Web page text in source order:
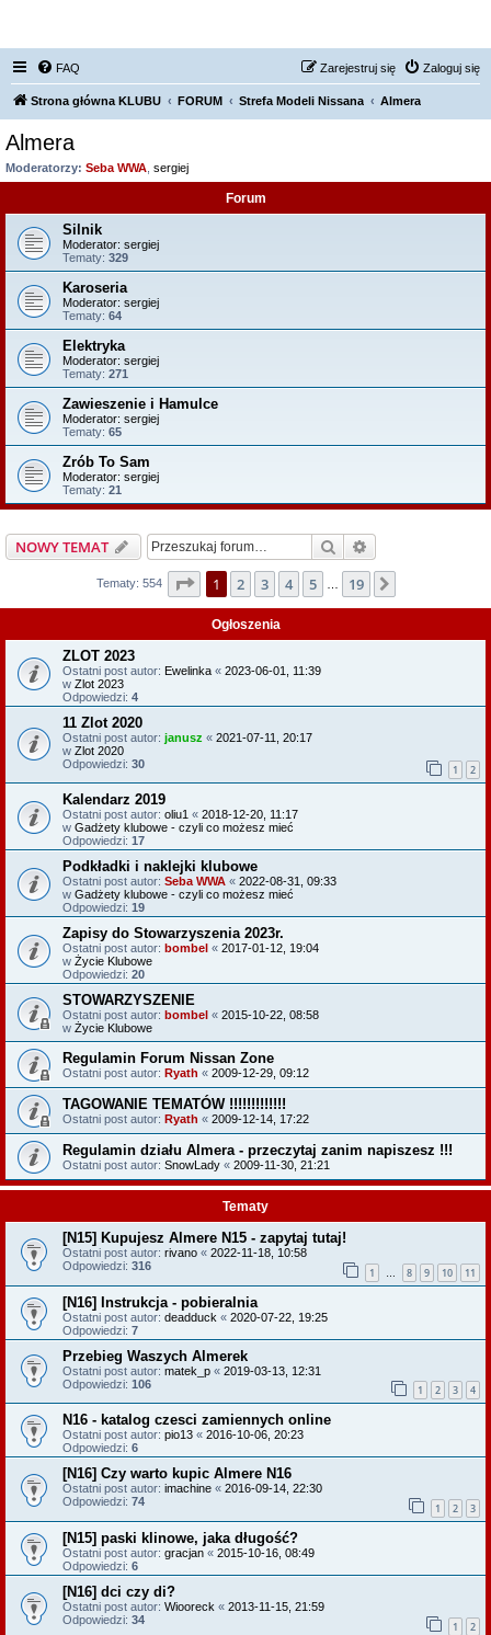
FAQ Zaloguj się
Zarejestruj się
Strona główna KLUBU FORUM Strefa Modeli Nissana Almera
Almera
Moderatorzy: Seba WWA sergiej
Forum
Silnik
Moderator: sergiej
Tematy: 329
Karoseria
Moderator: sergiej
Tematy: 64
Elektryka
Moderator: sergiej
Tematy: 271
Zawieszenie i Hamulce
Moderator: sergiej
Tematy: 65
Zrób To Sam
Moderator: sergiej
Tematy: 21
NOWY TEMAT Szukaj
Tematy: 554 Strona1 z19
1 2 3 4 5 19
Ogłoszenia
ZLOT 2023
Ostatni post autor: Ewelinka « 2023-06-01, 11:39
w Zlot 2023
Odpowiedzi: 4
11 Zlot 2020
Ostatni post autor: janusz « 2021-07-11, 20:17
w Zlot 2020
Odpowiedzi: 30 1 2
Kalendarz 2019
Ostatni post autor: oliu1 « 2018-12-20, 11:17
w Gadżety klubowe - czyli co możesz mieć
Odpowiedzi: 17
Podkładki i naklejki klubowe
Ostatni post autor: Seba WWA « 2022-08-31, 09:33
w Gadżety klubowe - czyli co możesz mieć
Odpowiedzi: 19
Zapisy do Stowarzyszenia 2023r.
Ostatni post autor: bombel « 2017-01-12, 19:04
w Życie Klubowe
Odpowiedzi: 20
STOWARZYSZENIE
Ostatni post autor: bombel « 2015-10-22, 08:58
w Życie Klubowe
Regulamin Forum Nissan Zone
Ostatni post autor: Ryath « 2009-12-29, 09:12
TAGOWANIE TEMATÓW !!!!!!!!!!!!!
Ostatni post autor: Ryath « 2009-12-14, 17:22
Regulamin działu Almera - przeczytaj zanim napiszesz !!!
Ostatni post autor: SnowLady « 2009-11-30, 21:21
Tematy
[N15] Kupujesz Almere N15 - zapytaj tutaj!
Ostatni post autor: rivano « 2022-11-18, 10:58
Odpowiedzi: 316 1 … 8 9 10 11
[N16] Instrukcja - pobieralnia
Ostatni post autor: deadduck « 2020-07-22, 19:25
Odpowiedzi: 7
Przebieg Waszych Almerek
Ostatni post autor: matek_p « 2019-03-13, 12:31
Odpowiedzi: 106 1 2 3 4
N16 - katalog czesci zamiennych online
Ostatni post autor: pio13 « 2016-10-06, 20:23
Odpowiedzi: 6
[N16] Czy warto kupic Almere N16
Ostatni post autor: imachine « 2016-09-14, 22:30
Odpowiedzi: 74 1 2 3
[N15] paski klinowe, jaka długość?
Ostatni post autor: gracjan « 2015-10-16, 08:49
Odpowiedzi: 6
[N16] dci czy di?
Ostatni post autor: Wiooreck « 2013-11-15, 21:59
Odpowiedzi: 34 1 2